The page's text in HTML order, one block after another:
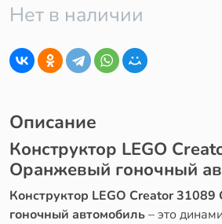
Нет в наличии
Описание
Конструктор LEGO
Оранжевый гоночный
Конструктор LEGO Creator
гоночный автомобиль– это